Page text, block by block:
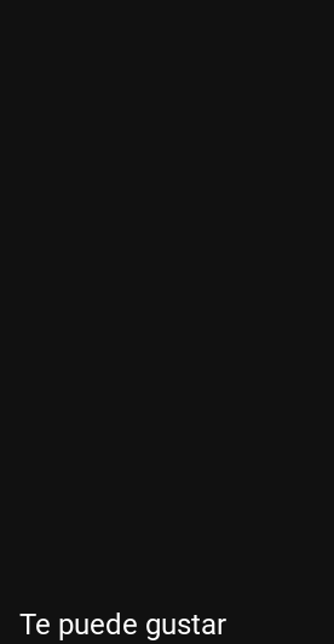
Te puede gustar